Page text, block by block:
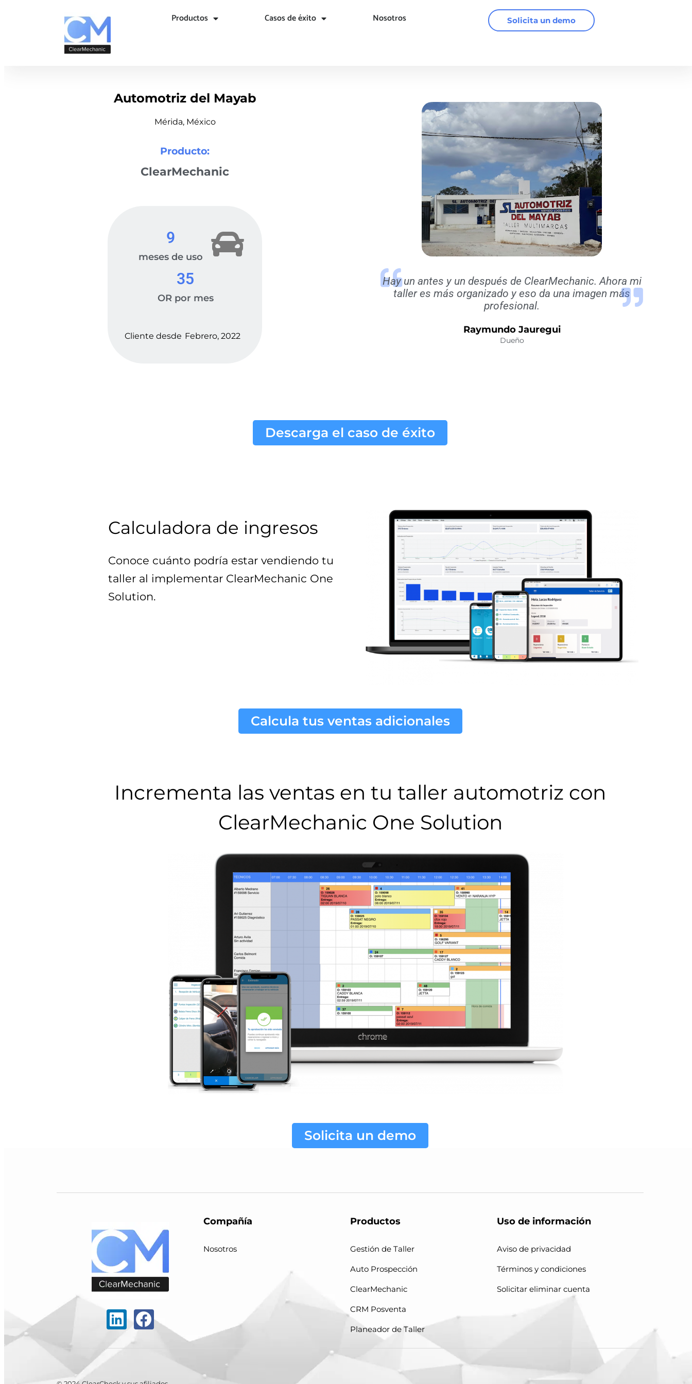
Productos Casos de éxito Nosotros Solicita un demo
Automotriz del Mayab
Mérida, México
Producto:
ClearMechanic
meses de uso
9
OR por mes
35
Cliente desde Febrero, 2022
Hay un antes y un después de ClearMechanic. Ahora mi
taller es más organizado y eso da una imagen más
profesional.
Raymundo Jauregui
Dueño
Descarga el caso de éxito
Calculadora de ingresos
Conoce cuánto podría estar vendiendo tu
taller al implementar ClearMechanic One
Solution.
Calcula tus ventas adicionales
Incrementa las ventas en tu taller automotriz con
ClearMechanic One Solution
Solicita un demo
Compañía
Nosotros
Productos
Gestión de Taller
Auto Prospección
ClearMechanic
CRM Posventa
Planeador de Taller
Uso de información
Aviso de privacidad
Términos y condiciones
Solicitar eliminar cuenta